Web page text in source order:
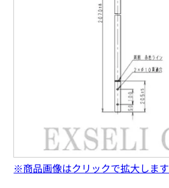
※商品画像はクリックで拡大します